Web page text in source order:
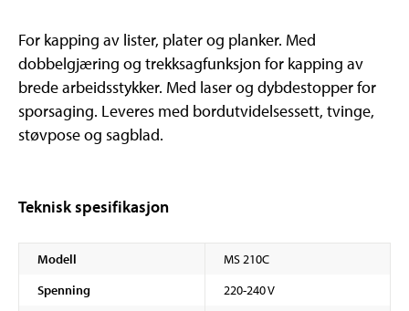
For kapping av lister, plater og planker. Med
dobbelgjæring og trekksagfunksjon for kapping av
brede arbeidsstykker. Med laser og dybdestopper for
sporsaging. Leveres med bordutvidelsessett, tvinge,
støvpose og sagblad.
Teknisk spesifikasjon
Modell
MS 210C
Spenning
220-240 V